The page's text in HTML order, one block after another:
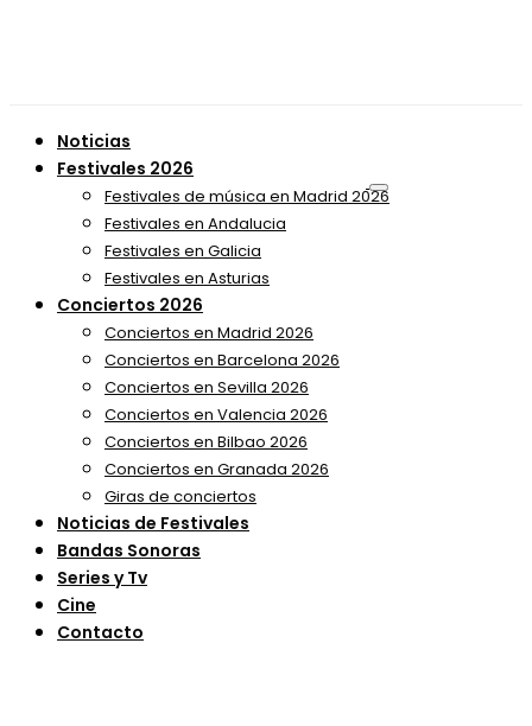
Noticias
Festivales 2026
Festivales de música en Madrid 2026
Festivales en Andalucia
Festivales en Galicia
Festivales en Asturias
Conciertos 2026
Conciertos en Madrid 2026
Conciertos en Barcelona 2026
Conciertos en Sevilla 2026
Conciertos en Valencia 2026
Conciertos en Bilbao 2026
Conciertos en Granada 2026
Giras de conciertos
Noticias de Festivales
Bandas Sonoras
Series y Tv
Cine
Contacto